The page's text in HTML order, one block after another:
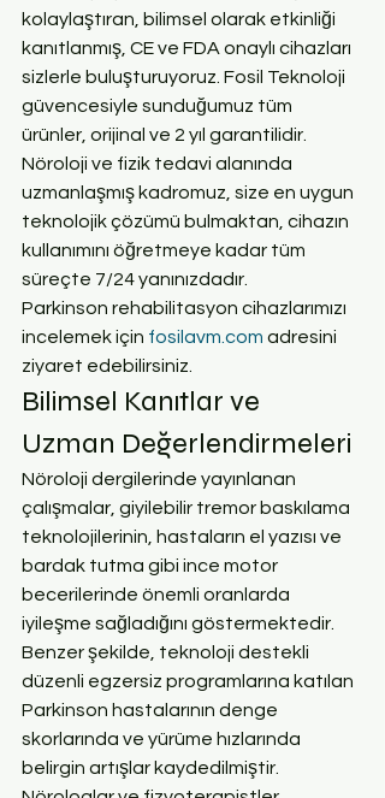
kolaylaştıran, bilimsel olarak etkinliği
kanıtlanmış, CE ve FDA onaylı cihazları
sizlerle buluşturuyoruz. Fosil Teknoloji
güvencesiyle sunduğumuz tüm
ürünler, orijinal ve 2 yıl garantilidir.
Nöroloji ve fizik tedavi alanında
uzmanlaşmış kadromuz, size en uygun
teknolojik çözümü bulmaktan, cihazın
kullanımını öğretmeye kadar tüm
süreçte 7/24 yanınızdadır.
Parkinson rehabilitasyon cihazlarımızı
incelemek için fosilavm.com adresini
ziyaret edebilirsiniz.
Bilimsel Kanıtlar ve
Uzman Değerlendirmeleri
Nöroloji dergilerinde yayınlanan
çalışmalar, giyilebilir tremor baskılama
teknolojilerinin, hastaların el yazısı ve
bardak tutma gibi ince motor
becerilerinde önemli oranlarda
iyileşme sağladığını göstermektedir.
Benzer şekilde, teknoloji destekli
düzenli egzersiz programlarına katılan
Parkinson hastalarının denge
skorlarında ve yürüme hızlarında
belirgin artışlar kaydedilmiştir.